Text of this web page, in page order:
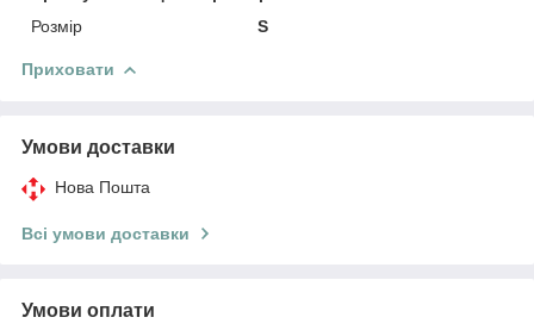
Розмір
S
Приховати
Умови доставки
Нова Пошта
Всі умови доставки
Умови оплати